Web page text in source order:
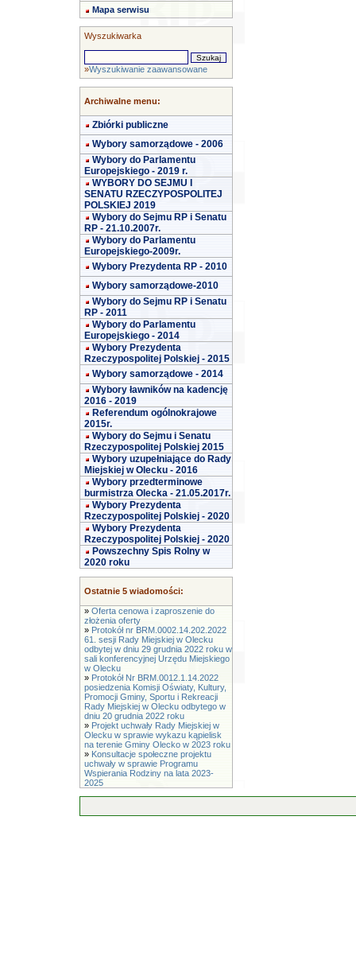
Mapa serwisu
Wyszukiwarka
»Wyszukiwanie zaawansowane
Archiwalne menu:
Zbiórki publiczne
Wybory samorządowe - 2006
Wybory do Parlamentu
Europejskiego - 2019 r.
WYBORY DO SEJMU I
SENATU RZECZYPOSPOLITEJ
POLSKIEJ 2019
Wybory do Sejmu RP i Senatu
RP - 21.10.2007r.
Wybory do Parlamentu
Europejskiego-2009r.
Wybory Prezydenta RP - 2010
Wybory samorządowe-2010
Wybory do Sejmu RP i Senatu
RP - 2011
Wybory do Parlamentu
Europejskiego - 2014
Wybory Prezydenta
Rzeczypospolitej Polskiej - 2015
Wybory samorządowe - 2014
Wybory ławników na kadencję
2016 - 2019
Referendum ogólnokrajowe
2015r.
Wybory do Sejmu i Senatu
Rzeczypospolitej Polskiej 2015
Wybory uzupełniające do Rady
Miejskiej w Olecku - 2016
Wybory przedterminowe
burmistrza Olecka - 21.05.2017r.
Wybory Prezydenta
Rzeczypospolitej Polskiej - 2020
Wybory Prezydenta
Rzeczypospolitej Polskiej - 2020
Powszechny Spis Rolny w
2020 roku
Ostatnie 5 wiadomości:
» Oferta cenowa i zaproszenie do
złożenia oferty
» Protokół nr BRM.0002.14.202.2022
61. sesji Rady Miejskiej w Olecku
odbytej w dniu 29 grudnia 2022 roku w
sali konferencyjnej Urzędu Miejskiego
w Olecku
» Protokół Nr BRM.0012.1.14.2022
posiedzenia Komisji Oświaty, Kultury,
Promocji Gminy, Sportu i Rekreacji
Rady Miejskiej w Olecku odbytego w
dniu 20 grudnia 2022 roku
» Projekt uchwały Rady Miejskiej w
Olecku w sprawie wykazu kąpielisk
na terenie Gminy Olecko w 2023 roku
» Konsultacje społeczne projektu
uchwały w sprawie Programu
Wspierania Rodziny na lata 2023-
2025